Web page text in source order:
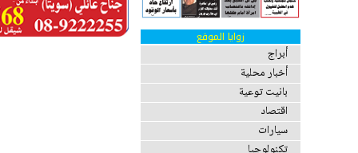
زوايا الموقع
أبراج
أخبار محلية
بانيت توعية
اقتصاد
سيارات